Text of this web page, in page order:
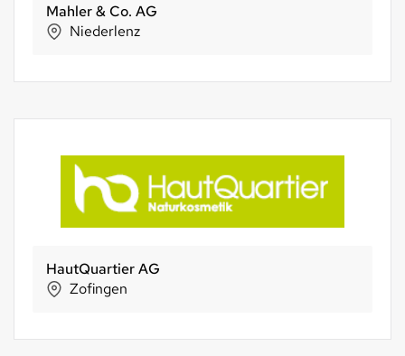
Mahler & Co. AG
Niederlenz
HautQuartier AG
Zofingen